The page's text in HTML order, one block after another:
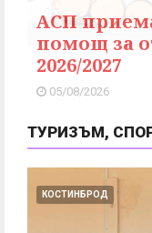
АСП
помощ за
2026/2027
05/08/2026
ТУРИЗЪМ,
КОСТИНБРОД